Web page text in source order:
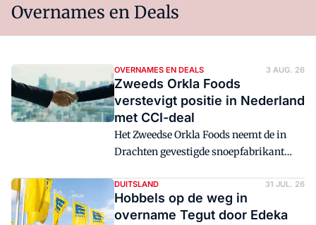
Overnames en Deals
OVERNAMES EN DEALS 3 AUG. 26
Zweeds Orkla Foods
verstevigt positie in Nederland
met CCI-deal
Het Zweedse Orkla Foods neemt de in
Drachten gevestigde snoepfabrikant
bedrijf heeft een waarde van €210
miljoen, meldt de kopende partij.
DUITSLAND 31 JUL. 26
Hobbels op de weg in
overname Tegut door Edeka